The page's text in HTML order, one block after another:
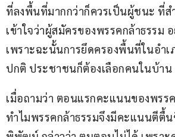
ที่ลงพื้นที่มากกว่าก็ควรเป็นผู้ชนะ ที่ส
เข้าใจว่าผู้สมัครของพรรคกล้าธรรม
เพราะฉะนั้นการยึดครองพื้นที่ในอำเ
ปกติ ประชาชนก็ต้องเลือกคนในบ้าน
เมื่อถามว่า ตอนแรกคะแนนของพรร
ทำไมพรรคกล้าธรรมจึงมีคะแนนตีตื้